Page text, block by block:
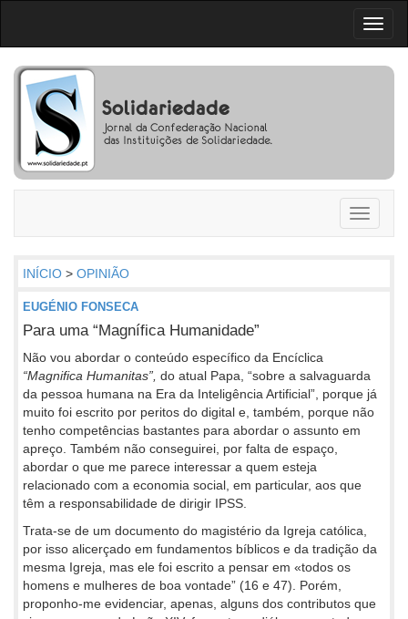
Toggle
INÍCIO > OPINIÃO
EUGÉNIO FONSECA
Para uma “Magnífica Humanidade”
Não vou abordar o conteúdo específico da Encíclica
“Magnifica Humanitas”, do atual Papa, “sobre a salvaguarda
da pessoa humana na Era da Inteligência Artificial”, porque já
muito foi escrito por peritos do digital e, também, porque não
tenho competências bastantes para abordar o assunto em
apreço. Também não conseguirei, por falta de espaço,
abordar o que me parece interessar a quem esteja
relacionado com a economia social, em particular, aos que
têm a responsabilidade de dirigir IPSS.
Trata-se de um documento do magistério da Igreja católica,
por isso alicerçado em fundamentos bíblicos e da tradição da
mesma Igreja, mas ele foi escrito a pensar em «todos os
homens e mulheres de boa vontade” (16 e 47). Porém,
proponho-me evidenciar, apenas, alguns dos contributos que